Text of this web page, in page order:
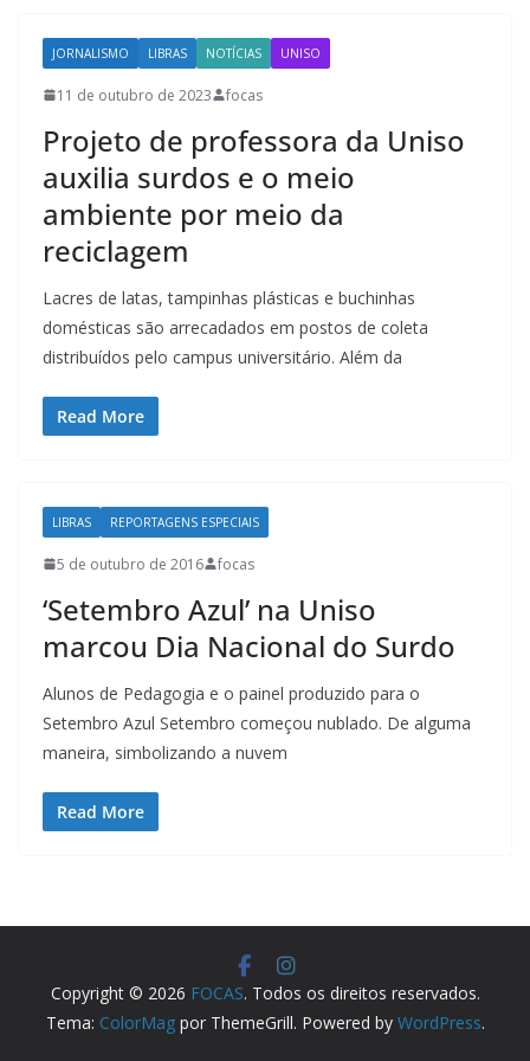
JORNALISMO LIBRAS NOTÍCIAS UNISO
11 de outubro de 2023 focas
Projeto de professora da Uniso
auxilia surdos e o meio
ambiente por meio da
reciclagem
Lacres de latas, tampinhas plásticas e buchinhas
domésticas são arrecadados em postos de coleta
distribuídos pelo campus universitário. Além da
Read More
LIBRAS REPORTAGENS ESPECIAIS
5 de outubro de 2016 focas
‘Setembro Azul’ na Uniso
marcou Dia Nacional do Surdo
Alunos de Pedagogia e o painel produzido para o
Setembro Azul Setembro começou nublado. De alguma
maneira, simbolizando a nuvem
Read More
Copyright © 2026 FOCAS. Todos os direitos reservados.
Tema: ColorMagpor ThemeGrill. Powered by WordPress.